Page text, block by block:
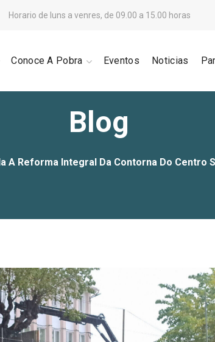
Horario de luns a venres, de 09.00 a 15.00 horas
Conoce A Pobra Eventos Noticias
Blog
A Reforma Integral Da Contorna Do Centro